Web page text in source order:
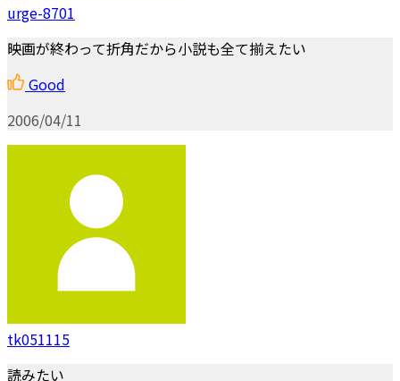
urge-8701
映画が終わって折角だから小説も全て揃えたい
Good
2006/04/11
tk051115
読みたい